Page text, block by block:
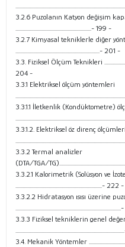
3.2.6 Puzolanın Katyon değişim
................................................................- 199 -
3.2.7 Kimyasal tekniklerle diğer
.......................................................................- 201 -
3.3. Fiziksel Ölçüm Teknikleri
204 -
3.3.1 Elektriksel ölçüm yöntemleri
3.3.1.1 İletkenlik (Kondüktometre)
3.3.1.2. Elektriksel öz direnç ölçümleri
3.3.2 Termal analizler
(DTA/TGA/
3.3.2.1 Kalorimetrik (Solüsyon ve
.........................................................................- 222 -
3.3.2.2 Hidratasyon ısısı üzerine
3.3.3 Fiziksel tekniklerin genel
3.4. Mekanik Yöntemler